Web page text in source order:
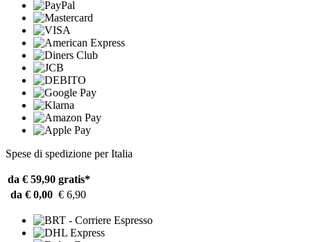
Spese di spedizione per Italia
da € 59,90 gratis*
da € 0,00 € 6,90